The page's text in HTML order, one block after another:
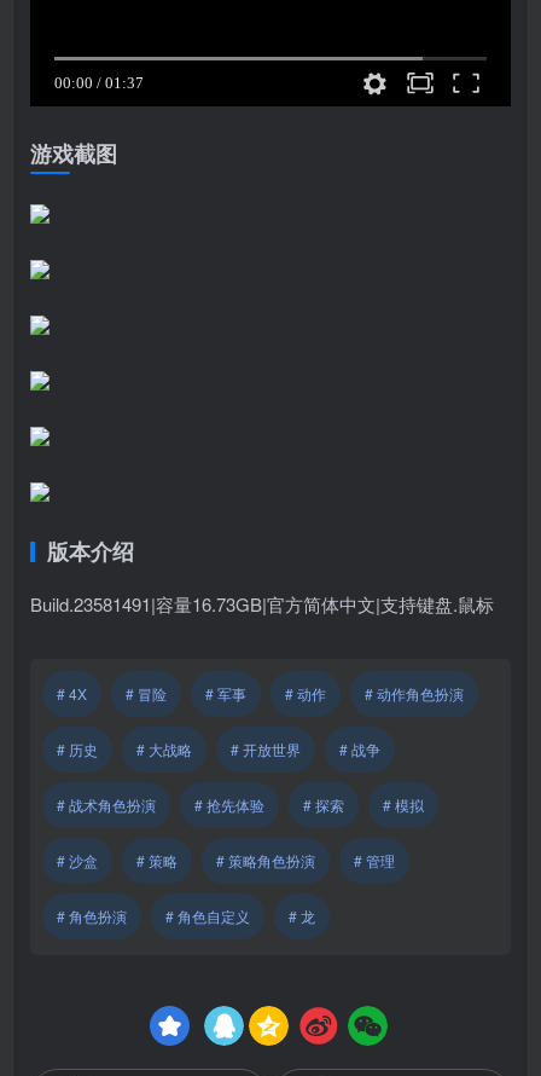
游戏截图
版本介绍
Build.23581491|容量16.73GB|官方简体中文|支持键盘.鼠标
# 4X # 冒险 # 军事 # 动作 # 动作角色扮演
# 历史 # 大战略 # 开放世界 # 战争
# 战术角色扮演 # 抢先体验 # 探索 # 模拟
# 沙盒 # 策略 # 策略角色扮演 # 管理
# 角色扮演 # 角色自定义 # 龙